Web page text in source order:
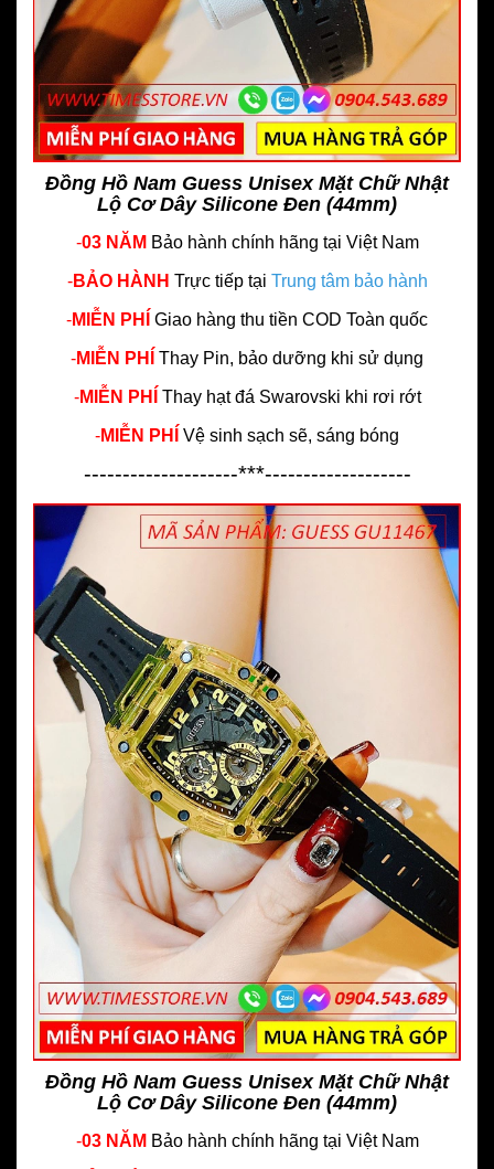
Đồng Hồ Nam Guess Unisex Mặt Chữ Nhật
Lộ Cơ Dây Silicone Đen (44mm)
-03 NĂM Bảo hành chính hãng tại Việt Nam
-BẢO HÀNH Trực tiếp tại Trung tâm bảo hành
-MIỄN PHÍ Giao hàng thu tiền COD Toàn quốc
-MIỄN PHÍ Thay Pin, bảo dưỡng khi sử dụng
-MIỄN PHÍ Thay hạt đá Swarovski khi rơi rớt
-MIỄN PHÍ Vệ sinh sạch sẽ, sáng bóng
--------------------***-------------------
Đồng Hồ Nam Guess Unisex Mặt Chữ Nhật
Lộ Cơ Dây Silicone Đen (44mm)
-03 NĂM Bảo hành chính hãng tại Việt Nam